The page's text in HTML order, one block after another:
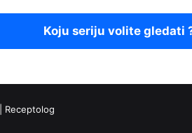
Koju seriju volite gledati
Receptolog